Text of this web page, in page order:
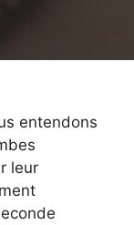
entendons
leur